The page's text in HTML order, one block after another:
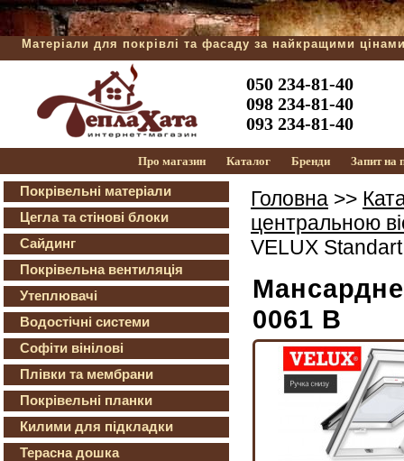
Матеріали для покрівлі та фасаду за найкращими
050 234-81-40
098 234-81-40
093 234-81-40
Про магазин Каталог Бренди Запит на
Покрівельні матеріали
Цегла та стінові блоки
Сайдинг
Покрівельна вентиляція
Утеплювачі
Водостічні системи
Софіти вінілові
Плівки та мембрани
Покрівельні планки
Килими для підкладки
Терасна дошка
Головна >>
центральною
VELUX
0061 В